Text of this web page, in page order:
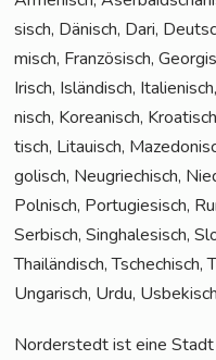
sisch, Dänisch, Dari,
misch, Fran­zö­sisch,
Irisch, Islän­disch,
nisch, Korea­nisch,
tisch, Litau­isch,
go­lisch, Neu­grie­chisch,
Pol­nisch, Por­tu­gie­sisch,
Ser­bisch, Sin­gha­le­sisch,
Thai­län­disch, Tsche­chisch,
Unga­risch, Urdu,
Nor­der­stedt ist eine